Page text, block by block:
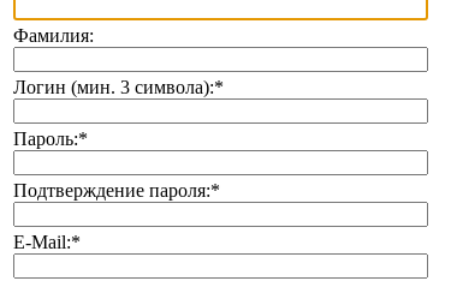
Фамилия:
Логин (мин. 3 символа):*
Пароль:*
Подтверждение пароля:*
E-Mail:*